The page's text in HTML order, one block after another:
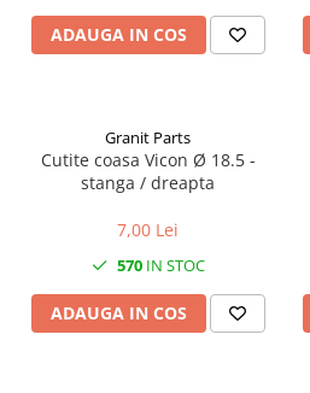
ADAUGA IN COS
Granit Parts
Cutite coasa Vicon Ø 18.5 -
stanga / dreapta
7,00 Lei
570IN STOC
ADAUGA IN COS